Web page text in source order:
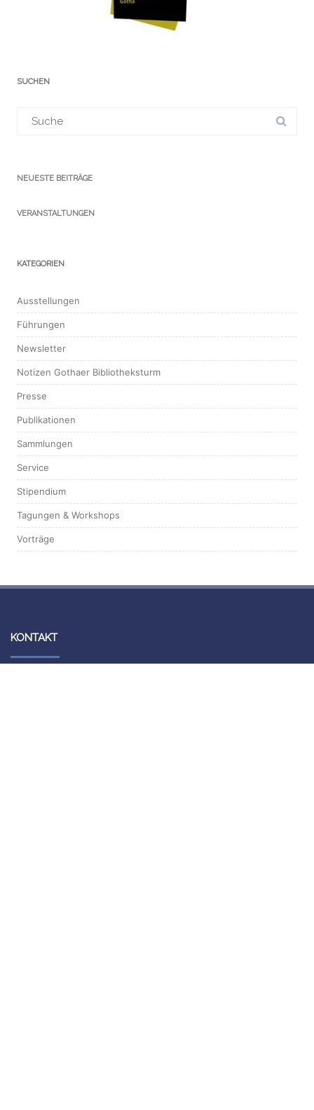
SUCHEN
für:
NEUESTE BEITRÄGE
VERANSTALTUNGEN
KATEGORIEN
Ausstellungen
Führungen
Newsletter
Notizen Gothaer Bibliotheksturm
Presse
Publikationen
Sammlungen
Service
Stipendium
Tagungen & Workshops
Vorträge
KONTAKT